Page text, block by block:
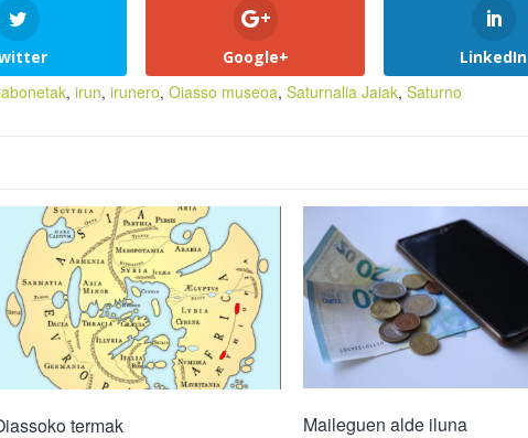
Google+ LinkedIn
, irun, irunero, Oiasso museoa, Saturnalia Jaiak, Saturno
termak Maileguen alde iluna